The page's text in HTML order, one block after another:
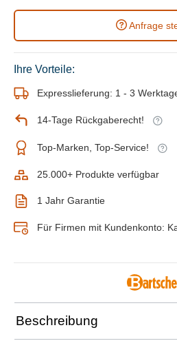
Anfrage
Ihre Vorteile:
Expresslieferung: 1 - 3
14-Tage Rückgaberecht!
Top-Marken, Top-Service!
25.000+ Produkte verfügbar
1 Jahr Garantie
Für Firmen mit Kundenkonto:
Beschreibung